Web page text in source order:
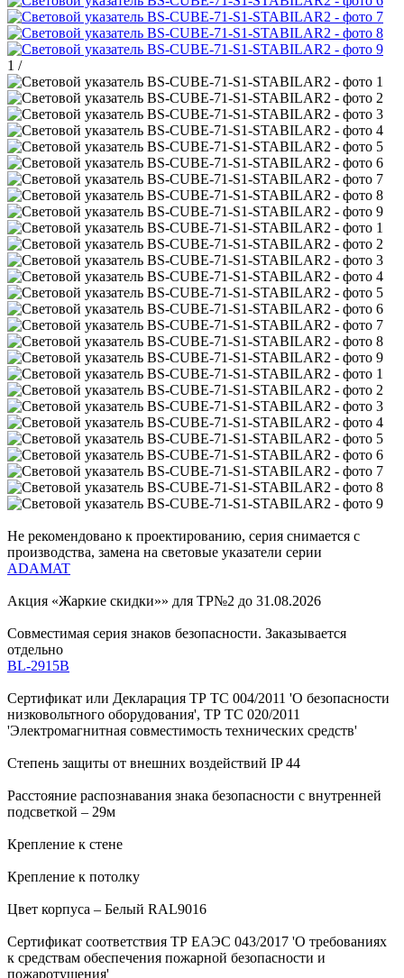
1 /
Не рекомендовано к проектированию, серия снимается с
производства, замена на световые указатели серии
ADAMAT
Акция «Жаркие скидки»» для ТР№2 до 31.08.2026
Совместимая серия знаков безопасности. Заказывается
отдельно
BL-2915B
Сертификат или Декларация ТР ТС 004/2011 'О безопасности
низковольтного оборудования', ТР ТС 020/2011
'Электромагнитная совместимость технических средств'
Степень защиты от внешних воздействий IP 44
Расстояние распознавания знака безопасности с внутренней
подсветкой – 29м
Крепление к стене
Крепление к потолку
Цвет корпуса – Белый RAL9016
Сертификат соответствия ТР ЕАЭС 043/2017 'О требованиях
к средствам обеспечения пожарной безопасности и
пожаротушения'